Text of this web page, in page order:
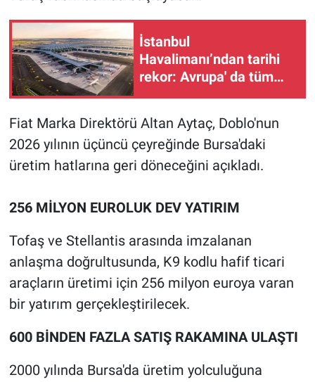
İstanbul
Havalimanı’ndan tarihi
rekor: Avrupa' da tüm
Fiat Marka Direktörü Altan Aytaç, Doblo'nun
2026 yılının üçüncü çeyreğinde Bursa'daki
üretim hatlarına geri döneceğini açıkladı.
256 MİLYON EUROLUK DEV YATIRIM
Tofaş ve Stellantis arasında imzalanan
anlaşma doğrultusunda, K9 kodlu hafif ticari
araçların üretimi için 256 milyon euroya varan
bir yatırım gerçekleştirilecek.
600 BİNDEN FAZLA SATIŞ RAKAMINA ULAŞTI
2000 yılında Bursa'da üretim yolculuğuna